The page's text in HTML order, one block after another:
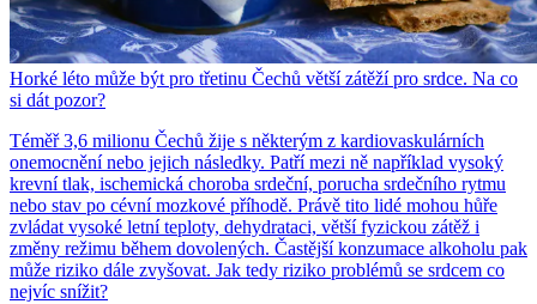
Horké léto může být pro třetinu Čechů větší zátěží pro srdce. Na co
si dát pozor?
Téměř 3,6 milionu Čechů žije s některým z kardiovaskulárních
onemocnění nebo jejich následky. Patří mezi ně například vysoký
krevní tlak, ischemická choroba srdeční, porucha srdečního rytmu
nebo stav po cévní mozkové příhodě. Právě tito lidé mohou hůře
zvládat vysoké letní teploty, dehydrataci, větší fyzickou zátěž i
změny režimu během dovolených. Častější konzumace alkoholu pak
může riziko dále zvyšovat. Jak tedy riziko problémů se srdcem co
nejvíc snížit?